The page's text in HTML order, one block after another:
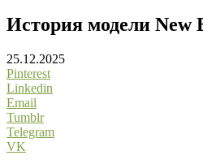
История модели New
25.12.2025
Pinterest
Linkedin
Email
Tumblr
Telegram
VK